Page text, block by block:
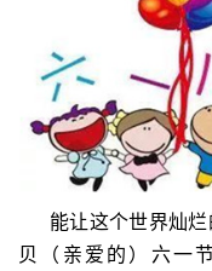
能让这个世界灿烂
贝（亲爱的）六一